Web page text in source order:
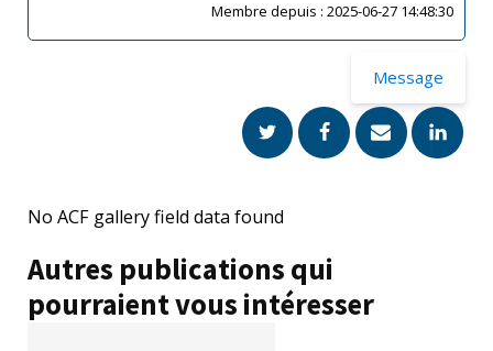
Membre depuis : 2025-06-27 14:48:30
Message
No ACF gallery field data found
Autres publications qui
pourraient vous intéresser